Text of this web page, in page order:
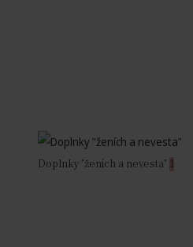
Doplnky "ženích a nevesta" 1